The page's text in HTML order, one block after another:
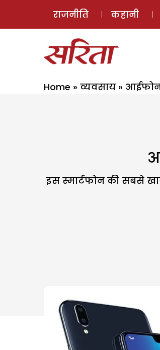
राजनीति कहानी
Home » व्यवसाय » आईफोन
इस स्मार्टफोन की सबसे